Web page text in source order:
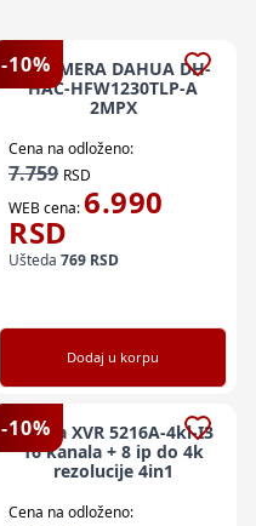
-10%
V. KAMERA DAHUA DH-
HAC-HFW1230TLP-A
2MPX
Cena na odloženo:
7.759 RSD
WEB cena:6.990
RSD
Ušteda 769 RSD
Dodaj u korpu
-10%
Dahua XVR 5216A-4kl-I3
16 kanala + 8 ip do 4k
rezolucije 4in1
Cena na odloženo: